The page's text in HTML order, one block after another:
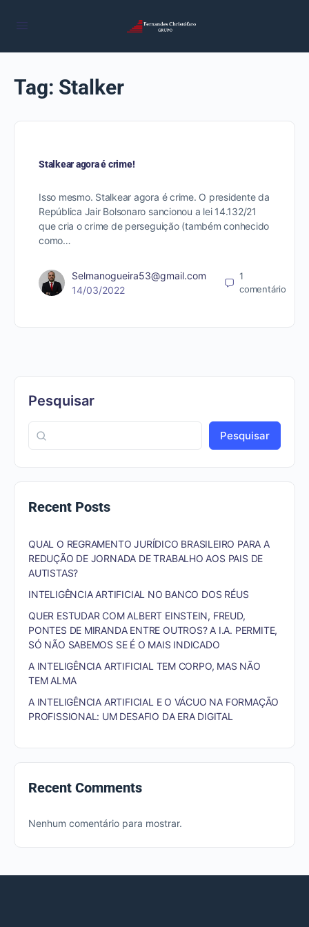
Tag: Stalker
Stalkear agora é crime!
Isso mesmo. Stalkear agora é crime. O presidente da
República Jair Bolsonaro sancionou a lei 14.132/21
que cria o crime de perseguição (também conhecido
como…
Selmanogueira53@gmail.com
14/03/2022
1
comentário
Pesquisar
Pesquisar
Recent Posts
QUAL O REGRAMENTO JURÍDICO BRASILEIRO PARA A
REDUÇÃO DE JORNADA DE TRABALHO AOS PAIS DE
AUTISTAS?
INTELIGÊNCIA ARTIFICIAL NO BANCO DOS RÉUS
QUER ESTUDAR COM ALBERT EINSTEIN, FREUD,
PONTES DE MIRANDA ENTRE OUTROS? A I.A. PERMITE,
SÓ NÃO SABEMOS SE É O MAIS INDICADO
A INTELIGÊNCIA ARTIFICIAL TEM CORPO, MAS NÃO
TEM ALMA
A INTELIGÊNCIA ARTIFICIAL E O VÁCUO NA FORMAÇÃO
PROFISSIONAL: UM DESAFIO DA ERA DIGITAL
Recent Comments
Nenhum comentário para mostrar.